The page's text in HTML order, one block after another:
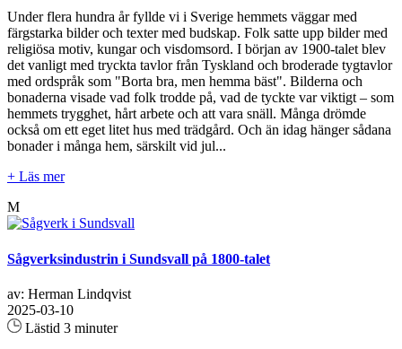
Under flera hundra år fyllde vi i Sverige hemmets väggar med
färgstarka bilder och texter med budskap. Folk satte upp bilder med
religiösa motiv, kungar och visdomsord. I början av 1900-talet blev
det vanligt med tryckta tavlor från Tyskland och broderade tygtavlor
med ordspråk som "Borta bra, men hemma bäst". Bilderna och
bonaderna visade vad folk trodde på, vad de tyckte var viktigt – som
hemmets trygghet, hårt arbete och att vara snäll. Många drömde
också om ett eget litet hus med trädgård. Och än idag hänger sådana
bonader i många hem, särskilt vid jul...
+ Läs mer
M
Sågverksindustrin i Sundsvall på 1800-talet
av: Herman Lindqvist
2025-03-10
Lästid 3 minuter